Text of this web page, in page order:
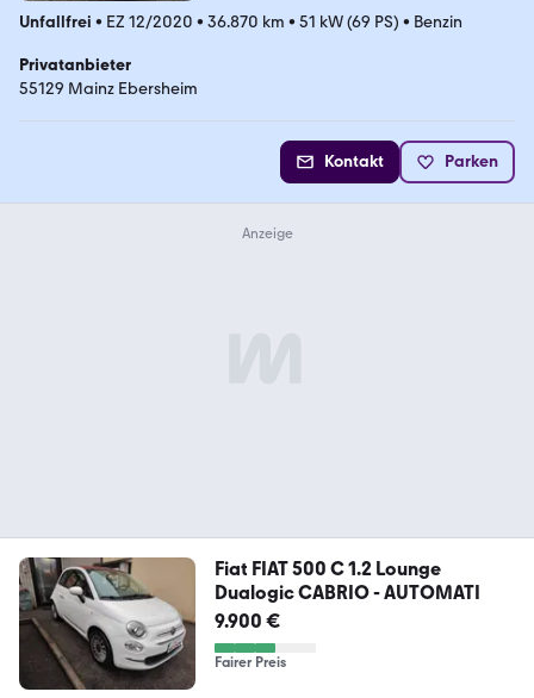
Unfallfrei • EZ 12/2020 • 36.870 km • 51 kW (69 PS) • Benzin
Privatanbieter
55129 Mainz Ebersheim
Kontakt Parken
Fiat FIAT 500 C 1.2 Lounge
Dualogic CABRIO - AUTOMATI
9.900 €
Fairer Preis